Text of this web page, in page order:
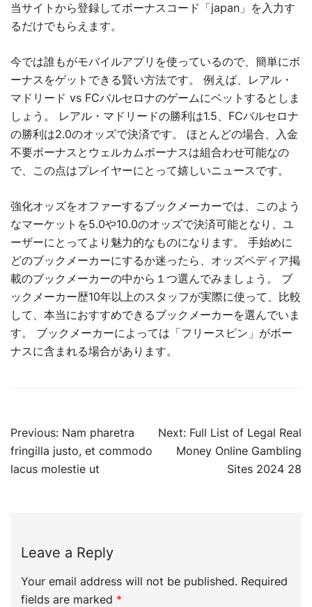
当サイトから登録してボーナスコード「japan」を入力す
るだけでもらえます。
今では誰もがモバイルアプリを使っているので、簡単にボ
ーナスをゲットできる賢い方法です。 例えば、レアル・
マドリード vs FCバルセロナのゲームにベットするとしま
しょう。 レアル・マドリードの勝利は1.5、FCバルセロナ
の勝利は2.0のオッズで決済です。 ほとんどの場合、入金
不要ボーナスとウェルカムボーナスは組合わせ可能なの
で、この点はプレイヤーにとって嬉しいニュースです。
強化オッズをオファーするブックメーカーでは、このよう
なマーケットを5.0や10.0のオッズで決済可能となり、ユ
ーザーにとってより魅力的なものになります。 手始めに
どのブックメーカーにするか迷ったら、オッズペディア掲
載のブックメーカーの中から１つ選んでみましょう。 ブ
ックメーカー歴10年以上のスタッフが実際に使って、比較
して、本当におすすめできるブックメーカーを選んでいま
す。 ブックメーカーによっては「フリースピン」がボー
ナスに含まれる場合があります。
Post
navigation
Previous: Nam pharetra
fringilla justo, et commodo
lacus molestie ut
Next: Full List of Legal Real
Money Online Gambling
Sites 2024 28
Leave a Reply
Your email address will not be published. Required
fields are marked *